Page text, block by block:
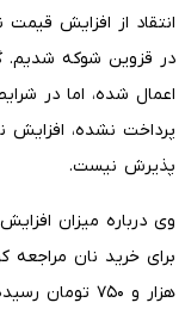
انتقاد از افزایش
در قزوین شوکه شدیم.
اعمال شده، اما در
پرداخت نشده، افزایش
پذیرش نیست.
وی درباره میزان
هزار و ۷۵۰